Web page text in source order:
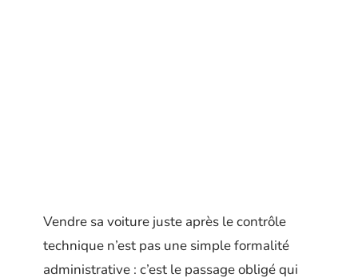
Vendre sa voiture juste après le contrôle
technique n’est pas une simple formalité
administrative : c’est le passage obligé qui